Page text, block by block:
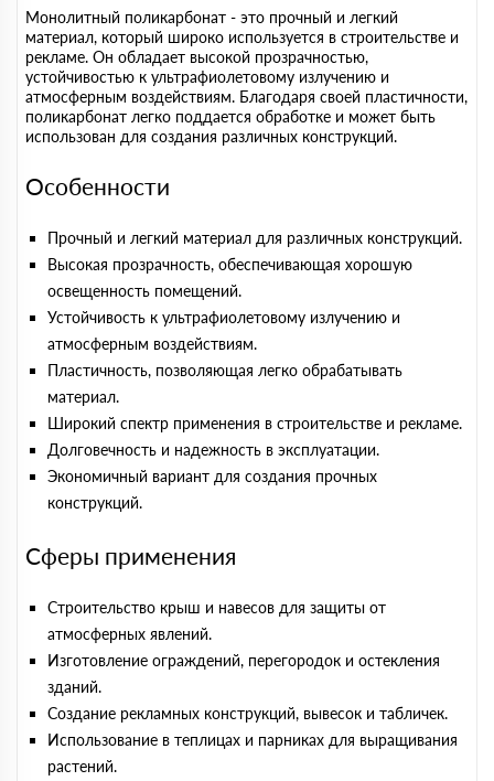
Монолитный поликарбонат - это прочный и легкий
материал, который широко используется в строительстве и
рекламе. Он обладает высокой прозрачностью,
устойчивостью к ультрафиолетовому излучению и
атмосферным воздействиям. Благодаря своей пластичности,
поликарбонат легко поддается обработке и может быть
использован для создания различных конструкций.
Особенности
Прочный и легкий материал для различных конструкций.
Высокая прозрачность, обеспечивающая хорошую
освещенность помещений.
Устойчивость к ультрафиолетовому излучению и
атмосферным воздействиям.
Пластичность, позволяющая легко обрабатывать
материал.
Широкий спектр применения в строительстве и рекламе.
Долговечность и надежность в эксплуатации.
Экономичный вариант для создания прочных
конструкций.
Сферы применения
Строительство крыш и навесов для защиты от
атмосферных явлений.
Изготовление ограждений, перегородок и остекления
зданий.
Создание рекламных конструкций, вывесок и табличек.
Использование в теплицах и парниках для выращивания
растений.